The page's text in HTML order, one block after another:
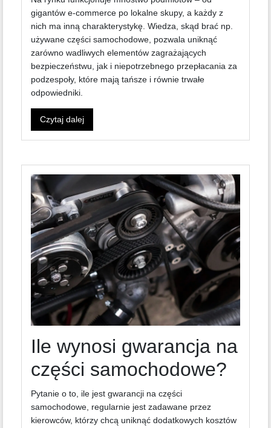
gigantów e-commerce po lokalne skupy, a każdy z
nich ma inną charakterystykę. Wiedza, skąd brać np.
używane części samochodowe, pozwala uniknąć
zarówno wadliwych elementów zagrażających
bezpieczeństwu, jak i niepotrzebnego przepłacania za
podzespoły, które mają tańsze i równie trwałe
odpowiedniki.
Czytaj dalej
Ile wynosi gwarancja na
części samochodowe?
Pytanie o to, ile jest gwarancji na części
samochodowe, regularnie jest zadawane przez
kierowców, którzy chcą uniknąć dodatkowych kosztów